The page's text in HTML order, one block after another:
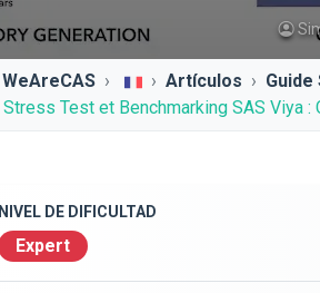
WeAreCAS Artículos
Guide
Stress Test et Benchmarking SAS Viya
NIVEL DE DIFICULTAD
Expert